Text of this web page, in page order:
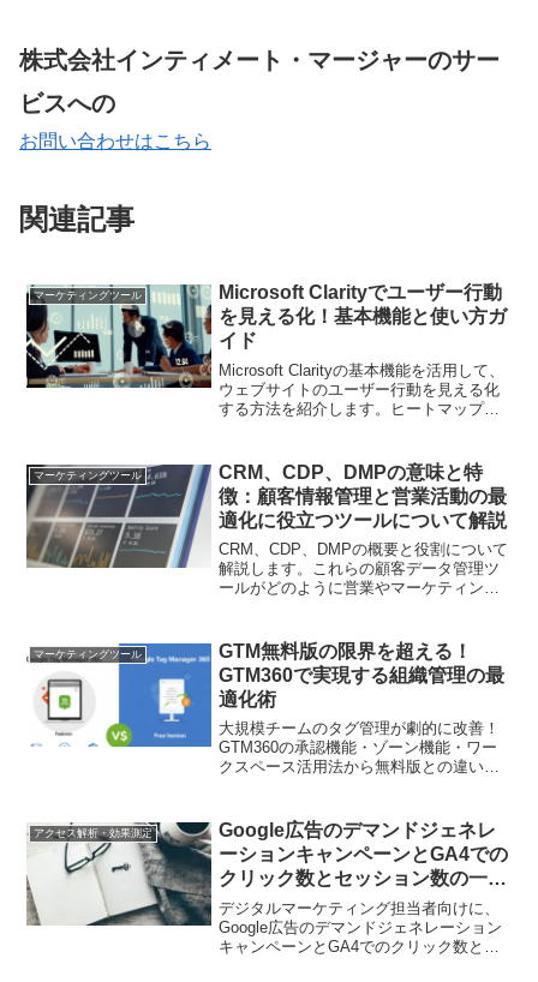
株式会社インティメート・マージャーのサー
ビスへの
お問い合わせはこちら
関連記事
マーケティングツール
Microsoft Clarityでユーザー行動
を見える化！基本機能と使い方ガ
イド
Microsoft Clarityの基本機能を活用して、
ウェブサイトのユーザー行動を見える化
する方法を紹介します。ヒートマップや
役立てましょう。
マーケティングツール
CRM、CDP、DMPの意味と特
徴：顧客情報管理と営業活動の最
適化に役立つツールについて解説
CRM、CDP、DMPの概要と役割について
解説します。これらの顧客データ管理ツ
ールがどのように営業やマーケティング
マーケティングツール
GTM無料版の限界を超える！
GTM360で実現する組織管理の最
適化術
大規模チームのタグ管理が劇的に改善！
GTM360の承認機能・ゾーン機能・ワー
クスペース活用法から無料版との違いま
アクセス解析・効果測定
Google広告のデマンドジェネレ
ーションキャンペーンとGA4での
クリック数とセッション数の一致
しない問題の解決方法
デジタルマーケティング担当者向けに、
Google広告のデマンドジェネレーション
キャンペーンとGA4でのクリック数とセ